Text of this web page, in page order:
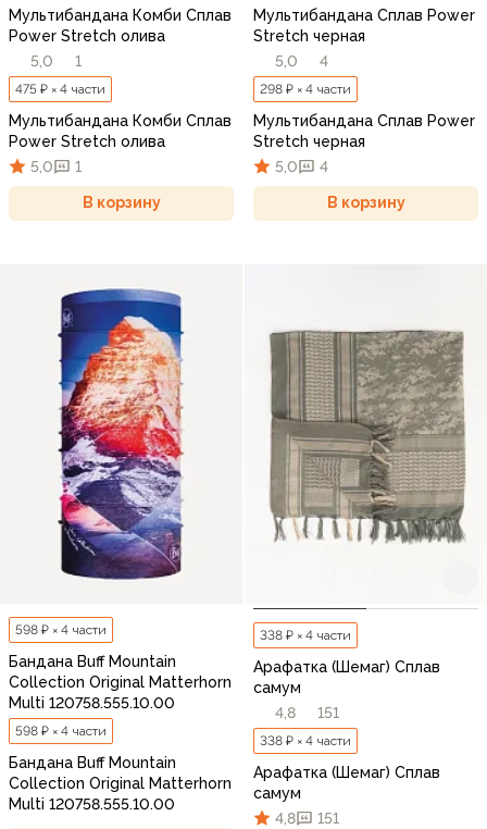
Мультибандана Комби Сплав
Power Stretch олива
5,0
1
475 ₽ × 4 части
Мультибандана Комби Сплав
Power Stretch олива
5,0
1
В корзину
Мультибандана Сплав Power
Stretch черная
5,0
4
298 ₽ × 4 части
Мультибандана Сплав Power
Stretch черная
5,0
4
В корзину
598 ₽ × 4 части
Бандана Buff Mountain
Collection Original Matterhorn
Multi 120758.555.10.00
598 ₽ × 4 части
Бандана Buff Mountain
Collection Original Matterhorn
Multi 120758.555.10.00
338 ₽ × 4 части
Арафатка (Шемаг) Сплав
самум
4,8
151
338 ₽ × 4 части
Арафатка (Шемаг) Сплав
самум
4,8
151